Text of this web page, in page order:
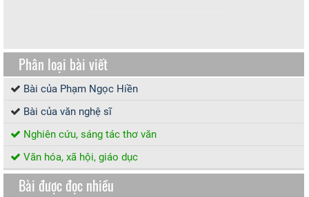
Phân loại bài viết
Bài của Phạm Ngọc Hiền
Bài của văn nghệ sĩ
Nghiên cứu, sáng tác thơ văn
Văn hóa, xã hội, giáo dục
Bài được đọc nhiều